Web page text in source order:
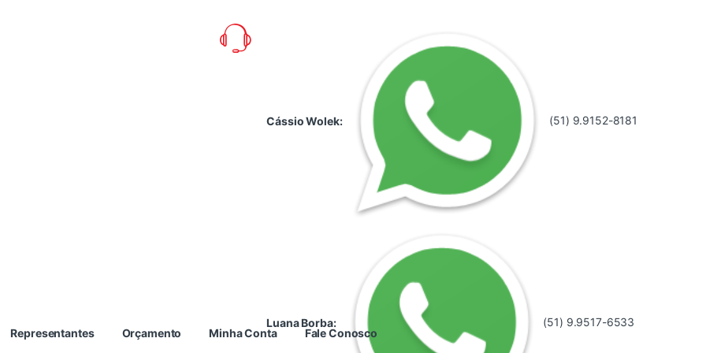
Representantes Orçamento Minha Conta Fale Conosco
Cássio Wolek: (51) 9.9152-8181
Luana Borba: (51) 9.9517-6533